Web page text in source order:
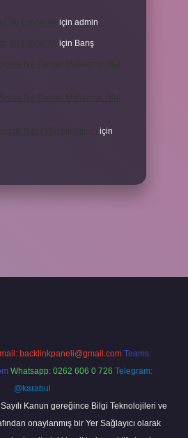
için admin
için Barış
için
backlinkpaneli@gmail.com Teams:
Whatsapp: 0262 606 0 726 Telegram:
@karabul
Kanun gereğince Bilgi Teknolojileri ve
onaylanmış bir Yer Sağlayıcı olarak